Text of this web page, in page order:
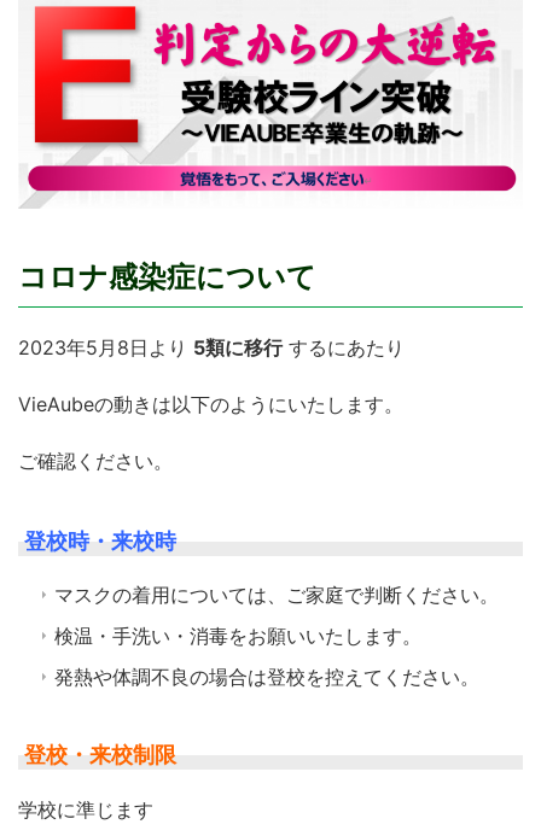
コロナ感染症について
2023年5月8日より 5類に移行 するにあたり
VieAubeの動きは以下のようにいたします。
ご確認ください。
登校時・来校時
マスクの着用については、ご家庭で判断ください。
検温・手洗い・消毒をお願いいたします。
発熱や体調不良の場合は登校を控えてください。
登校・来校制限
学校に準じます